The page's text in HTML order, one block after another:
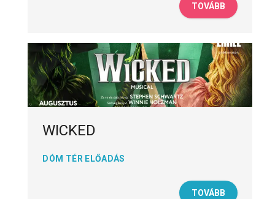
TOVÁBB
WICKED
DÓM TÉR ELŐADÁS
TOVÁBB